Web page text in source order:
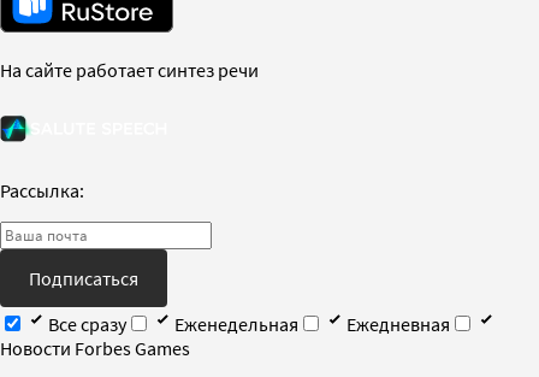
На сайте работает синтез речи
Рассылка:
Подписаться
Все сразу
Еженедельная
Ежедневная
Новости Forbes Games